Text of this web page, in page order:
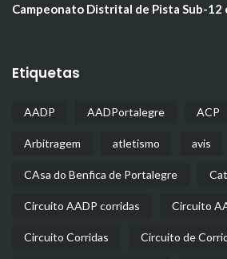
Campeonato Distrital de Pista Sub-12
Etiquetas
AADP AADPortalegre ACP
Arbitragem atletismo avis
CAsa do Benfica de Portalegre
Circuito AADP corridas Circuito
Circuito Corridas Circuito de